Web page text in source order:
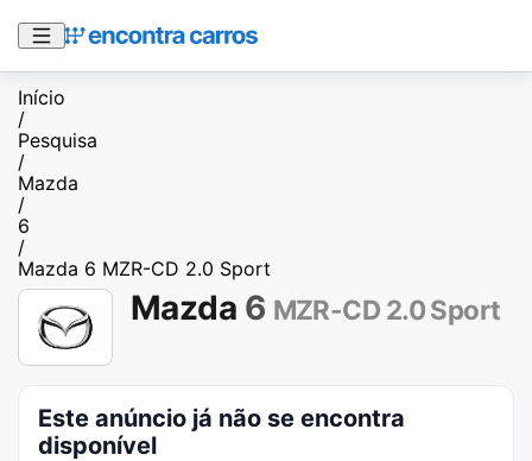
Início
/
Pesquisa
/
Mazda
/
6
/
Mazda 6 MZR-CD 2.0 Sport
Mazda 6 MZR-CD 2.0 Sport
Este anúncio já não se encontra
disponível